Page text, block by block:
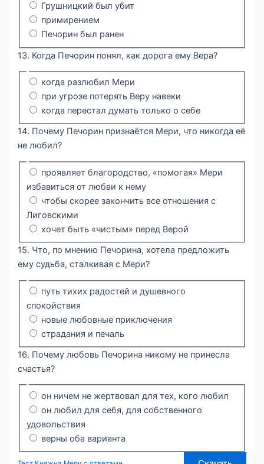
Грушницкий был убит
примирением
Печорин был ранен
13. Когда Печорин понял, как дорога ему Вера?
когда разлюбил Мери
при угрозе потерять Веру навеки
когда перестал думать только о себе
14. Почему Печорин признаётся Мери, что никогда её
не любил?
проявляет благородство, «помогая» Мери
избавиться от любви к нему
чтобы скорее закончить все отношения с
Лиговскими
хочет быть «чистым» перед Верой
15. Что, по мнению Печорина, хотела предложить
ему судьба, сталкивая с Мери?
путь тихих радостей и душевного
спокойствия
новые любовные приключения
страдания и печаль
16. Почему любовь Печорина никому не принесла
счастья?
он ничем не жертвовал для тех, кого любил
он любил для себя, для собственного
удовольствия
верны оба варианта